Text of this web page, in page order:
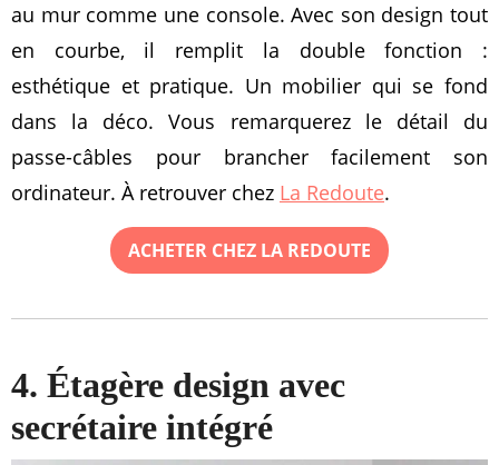
au mur comme une console. Avec son design tout
en courbe, il remplit la double fonction :
esthétique et pratique. Un mobilier qui se fond
dans la déco. Vous remarquerez le détail du
passe-câbles pour brancher facilement son
ordinateur. À retrouver chez La Redoute.
ACHETER CHEZ LA REDOUTE
4. Étagère design avec
secrétaire intégré